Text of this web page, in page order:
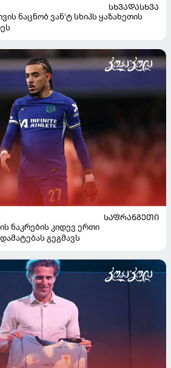
ᲡᲮᲕᲐᲓᲐᲡᲮᲕᲐ
ნაცნობ ვან'ტ სხიპს ყაზახეთის
ᲡᲐᲤᲠᲐᲜᲒᲔᲗᲘ
ნაკრების კიდევ ერთი
გეგმავს